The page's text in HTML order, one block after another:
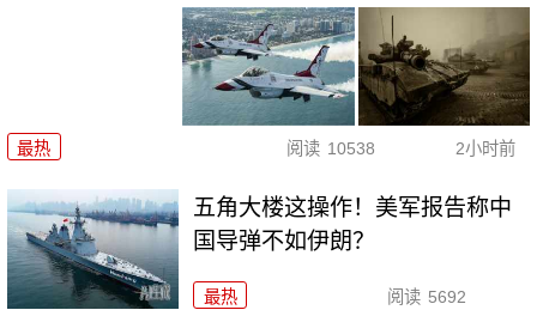
最热 阅读 10538 2小时前
五角大楼这操作！美军报告称中
国导弹不如伊朗？
最热 阅读 5692